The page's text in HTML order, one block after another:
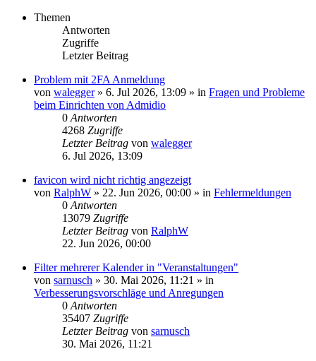
Themen
Antworten
Zugriffe
Letzter Beitrag
Problem mit 2FA Anmeldung
von walegger» 6. Jul 2026, 13:09 » in Fragen und Probleme
beim Einrichten von Admidio
0 Antworten
4268 Zugriffe
Letzter Beitrag von walegger
6. Jul 2026, 13:09
favicon wird nicht richtig angezeigt
von RalphW » 22. Jun 2026, 00:00 » in Fehlermeldungen
0 Antworten
13079 Zugriffe
Letzter Beitrag von RalphW
22. Jun 2026, 00:00
Filter mehrerer Kalender in "Veranstaltungen"
von sarnusch » 30. Mai 2026, 11:21 » in
Verbesserungsvorschläge und Anregungen
0 Antworten
35407 Zugriffe
Letzter Beitrag von sarnusch
30. Mai 2026, 11:21